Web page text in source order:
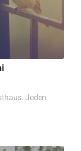
Jeden